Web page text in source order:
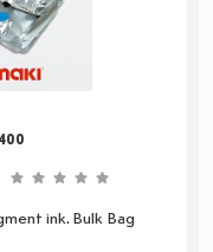
ink. Bulk Bag